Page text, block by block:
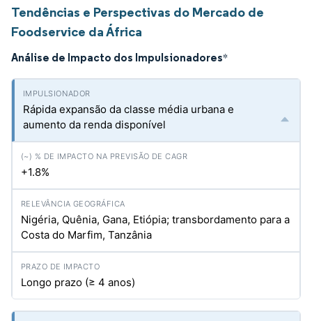
Tendências e Perspectivas do Mercado de
Foodservice da África
Análise de Impacto dos Impulsionadores*
Rápida expansão da classe média urbana e
aumento da renda disponível
+1.8%
Nigéria, Quênia, Gana, Etiópia; transbordamento para a
Costa do Marfim, Tanzânia
Longo prazo (≥ 4 anos)